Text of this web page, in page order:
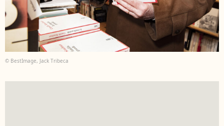
© BestImage, Jack Tribeca